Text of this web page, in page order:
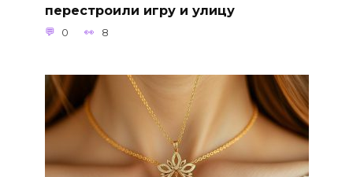
перестроили игру и улицу
0 8